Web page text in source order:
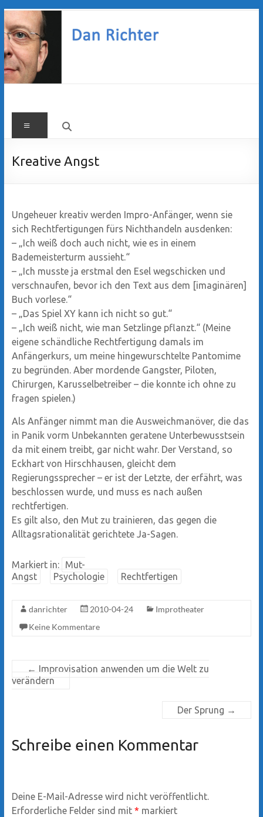
Zum
Inhalt
springen
Dan
Richter
Menü
Kreative Angst
Ungeheuer kreativ werden Impro-Anfänger, wenn sie
sich Rechtfertigungen fürs Nichthandeln ausdenken:
– „Ich weiß doch auch nicht, wie es in einem
Bademeisterturm aussieht.“
– „Ich musste ja erstmal den Esel wegschicken und
verschnaufen, bevor ich den Text aus dem [imaginären]
Buch vorlese.“
– „Das Spiel XY kann ich nicht so gut.“
– „Ich weiß nicht, wie man Setzlinge pflanzt.“ (Meine
eigene schändliche Rechtfertigung damals im
Anfängerkurs, um meine hingewurschtelte Pantomime
zu begründen. Aber mordende Gangster, Piloten,
Chirurgen, Karusselbetreiber – die konnte ich ohne zu
fragen spielen.)
Als Anfänger nimmt man die Ausweichmanöver, die das
in Panik vorm Unbekannten geratene Unterbewusstsein
da mit einem treibt, gar nicht wahr. Der Verstand, so
Eckhart von Hirschhausen, gleicht dem
Regierungssprecher – er ist der Letzte, der erfährt, was
beschlossen wurde, und muss es nach außen
rechtfertigen.
Es gilt also, den Mut zu trainieren, das gegen die
Alltagsrationalität gerichtete Ja-Sagen.
Markiert in:
Mut-
Angst
Psychologie Rechtfertigen
danrichter 2010-04-24
Improtheater
Keine Kommentare
← Improvisation anwenden um die Welt zu
verändern
Der Sprung →
Schreibe einen Kommentar
Deine E-Mail-Adresse wird nicht veröffentlicht.
Erforderliche Felder sind mit * markiert